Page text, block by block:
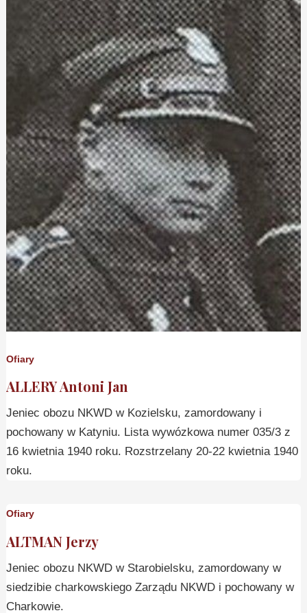
Ofiary
ALLERY Antoni Jan
Jeniec obozu NKWD w Kozielsku, zamordowany i
pochowany w Katyniu. Lista wywózkowa numer 035/3 z
16 kwietnia 1940 roku. Rozstrzelany 20-22 kwietnia 1940
roku.
Ofiary
ALTMAN Jerzy
Jeniec obozu NKWD w Starobielsku, zamordowany w
siedzibie charkowskiego Zarządu NKWD i pochowany w
Charkowie.